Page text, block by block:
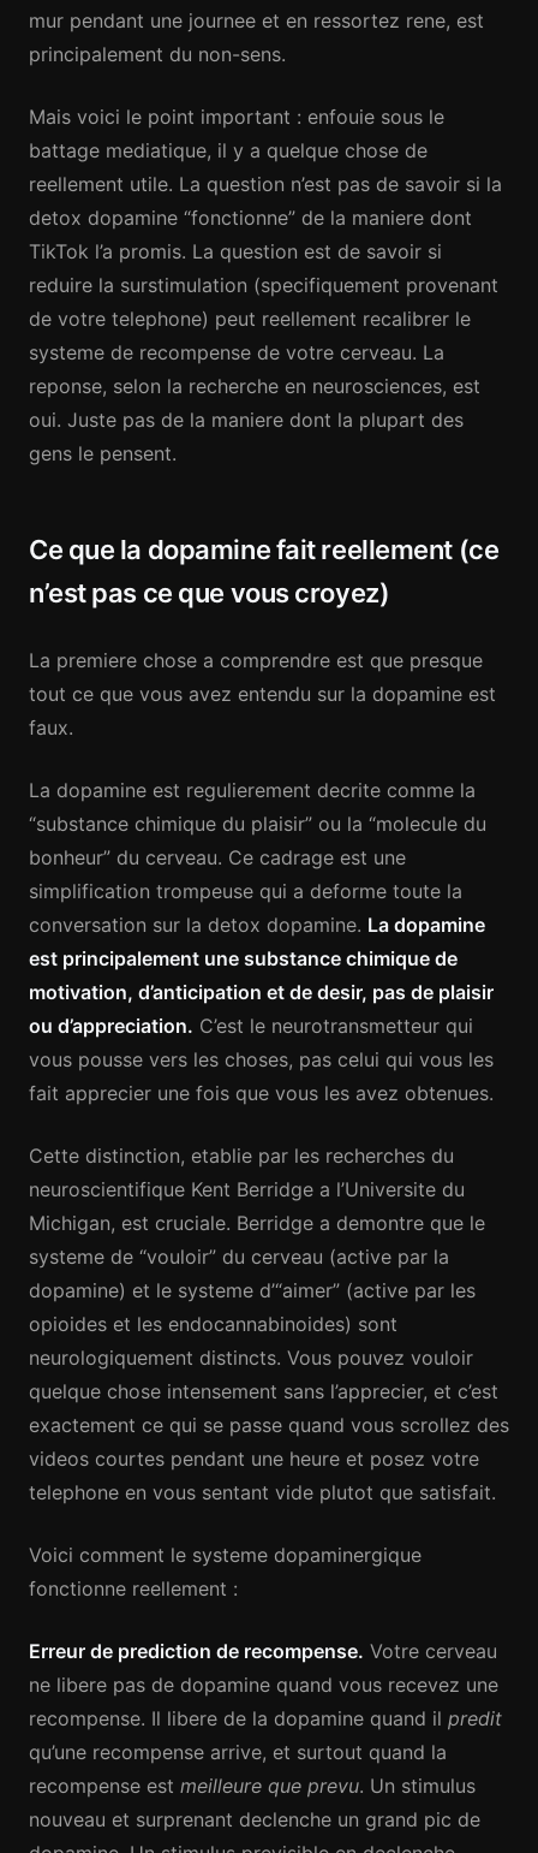
mur pendant une journee et en ressortez rene, est
principalement du non-sens.
Mais voici le point important : enfouie sous le
battage mediatique, il y a quelque chose de
reellement utile. La question n’est pas de savoir si la
detox dopamine “fonctionne” de la maniere dont
TikTok l’a promis. La question est de savoir si
reduire la surstimulation (specifiquement provenant
de votre telephone) peut reellement recalibrer le
systeme de recompense de votre cerveau. La
reponse, selon la recherche en neurosciences, est
oui. Juste pas de la maniere dont la plupart des
gens le pensent.
Ce que la dopamine fait reellement (ce
n’est pas ce que vous croyez)
La premiere chose a comprendre est que presque
tout ce que vous avez entendu sur la dopamine est
faux.
La dopamine est regulierement decrite comme la
“substance chimique du plaisir” ou la “molecule du
bonheur” du cerveau. Ce cadrage est une
simplification trompeuse qui a deforme toute la
conversation sur la detox dopamine. La dopamine
est principalement une substance chimique de
motivation, d’anticipation et de desir, pas de plaisir
ou d’appreciation. C’est le neurotransmetteur qui
vous pousse vers les choses, pas celui qui vous les
fait apprecier une fois que vous les avez obtenues.
Cette distinction, etablie par les recherches du
neuroscientifique Kent Berridge a l’Universite du
Michigan, est cruciale. Berridge a demontre que le
systeme de “vouloir” du cerveau (active par la
dopamine) et le systeme d’“aimer” (active par les
opioides et les endocannabinoides) sont
neurologiquement distincts. Vous pouvez vouloir
quelque chose intensement sans l’apprecier, et c’est
exactement ce qui se passe quand vous scrollez des
videos courtes pendant une heure et posez votre
telephone en vous sentant vide plutot que satisfait.
Voici comment le systeme dopaminergique
fonctionne reellement :
Erreur de prediction de recompense. Votre cerveau
ne libere pas de dopamine quand vous recevez une
recompense. Il libere de la dopamine quand il predit
qu’une recompense arrive, et surtout quand la
recompense est meilleure que prevu. Un stimulus
nouveau et surprenant declenche un grand pic de